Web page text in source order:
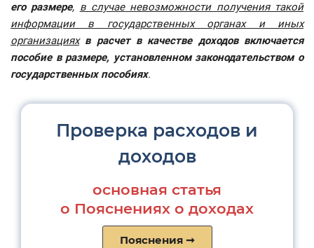
его размере, в случае невозможности получения такой
информации в государственных органах и иных
организациях в расчет в качестве доходов включается
пособие в размере, установленном законодательством о
государственных пособиях.
Проверка расходов и
доходов
основная статья
о Пояснениях о доходах
Пояснения➞